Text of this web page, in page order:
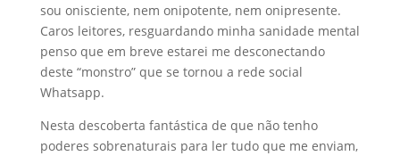
sou onisciente, nem onipotente, nem onipresente.
Caros leitores, resguardando minha sanidade mental
penso que em breve estarei me desconectando
deste “monstro” que se tornou a rede social
Whatsapp.
Nesta descoberta fantástica de que não tenho
poderes sobrenaturais para ler tudo que me enviam,